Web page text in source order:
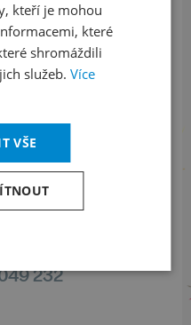
LinkedIn
objednávek
232
kteří je mohou
které
shromáždili
služeb. Více
VŠE